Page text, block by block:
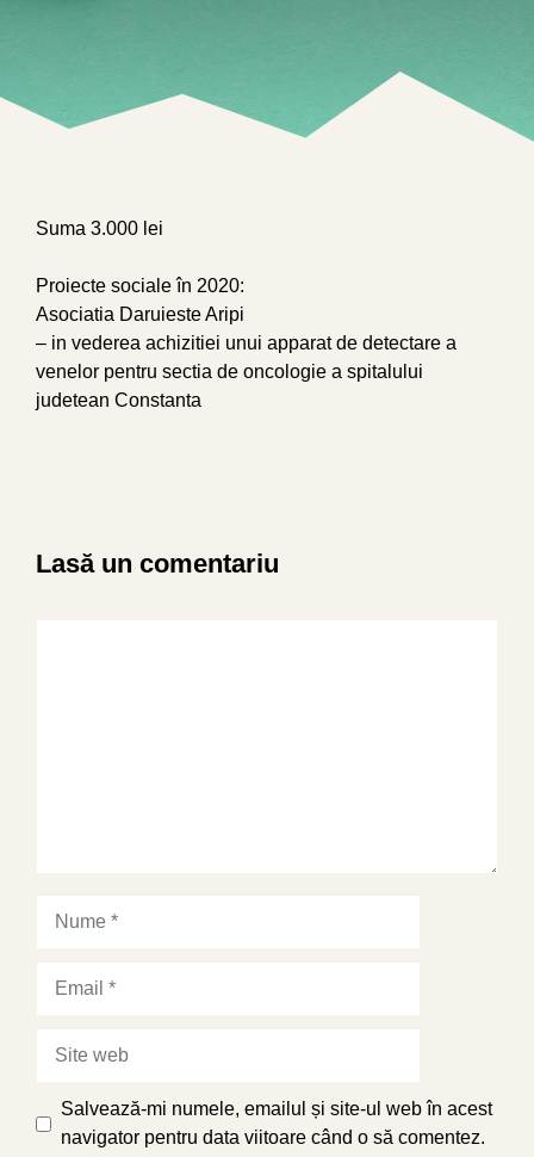
Suma 3.000 lei
Proiecte sociale în 2020:
Asociatia Daruieste Aripi
– in vederea achizitiei unui apparat de detectare a
venelor pentru sectia de oncologie a spitalului
judetean Constanta
Lasă un comentariu
Salvează-mi numele, emailul și site-ul web în acest
navigator pentru data viitoare când o să comentez.